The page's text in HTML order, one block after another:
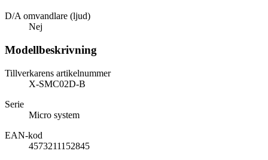
D/A omvandlare (ljud)
Nej
Modellbeskrivning
Tillverkarens artikelnummer
X-SMC02D-B
Serie
Micro system
EAN-kod
4573211152845